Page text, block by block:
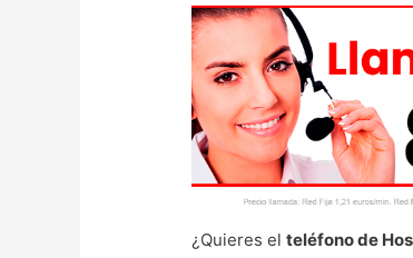
¿Quieres elteléfono de